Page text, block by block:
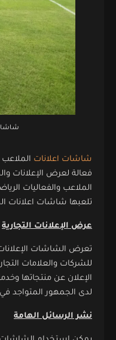
شاشات اعلانات
فعالة لعرض الإعلانات
الملاعب والفعاليات
تلعبها شاشات اعلانات
عرض الإعلانات التجارية
تعرض الشاشات الإعلانات
للشركات والعلامات
الإعلان عن منتجاتها
لدى الجمهور المتواجد
نشر الرسائل الهامة